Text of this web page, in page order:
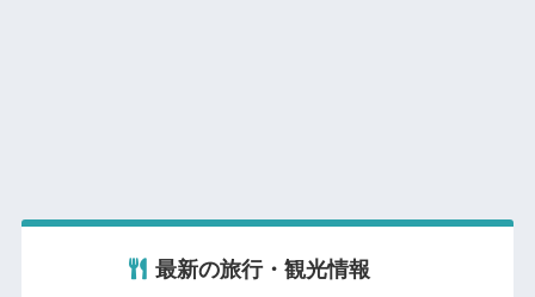
最新の旅行・観光情報